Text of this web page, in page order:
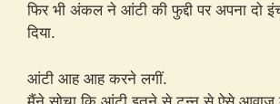
फिर भी अंकल ने आंटी की फुद्दी पर अपना दो
दिया.
आंटी आह आह करने लगीं.